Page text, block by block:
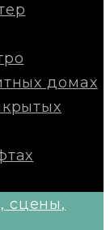
домах
сцены,